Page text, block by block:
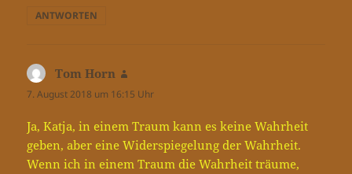
ANTWORTEN
Tom Horn
7. August 2018 um 16:15 Uhr
Ja, Katja, in einem Traum kann es keine Wahrheit
geben, aber eine Widerspiegelung der Wahrheit.
Wenn ich in einem Traum die Wahrheit träume,